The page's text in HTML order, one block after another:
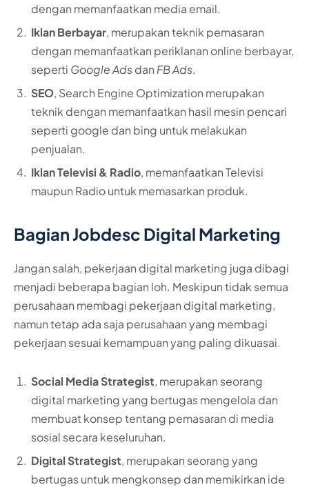
dengan memanfaatkan media email.
Iklan Berbayar, merupakan teknik pemasaran
dengan memanfaatkan periklanan online berbayar,
seperti Google Ads dan FB Ads.
SEO, Search Engine Optimization merupakan
teknik dengan memanfaatkan hasil mesin pencari
seperti google dan bing untuk melakukan
penjualan.
Iklan Televisi & Radio, memanfaatkan Televisi
maupun Radio untuk memasarkan produk.
Bagian Jobdesc Digital Marketing
Jangan salah, pekerjaan digital marketing juga dibagi
menjadi beberapa bagian loh. Meskipun tidak semua
perusahaan membagi pekerjaan digital marketing,
namun tetap ada saja perusahaan yang membagi
pekerjaan sesuai kemampuan yang paling dikuasai.
Social Media Strategist, merupakan seorang
digital marketing yang bertugas mengelola dan
membuat konsep tentang pemasaran di media
sosial secara keseluruhan.
Digital Strategist, merupakan seorang yang
bertugas untuk mengkonsep dan memikirkan ide